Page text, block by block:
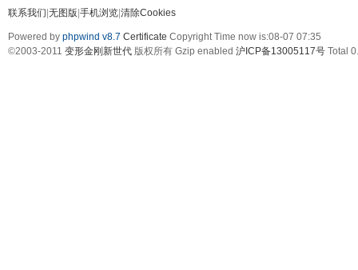
联系我们 无图版 手机浏览 清除Cookies
Powered by phpwind v8.7 Certificate Copyright Time now is:08-07 07:35
©2003-2011 变形金刚新世代 版权所有 Gzip enabled 沪ICP备13005117号 Total